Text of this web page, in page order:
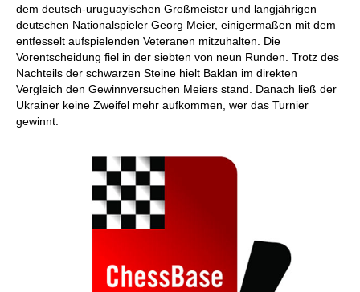
dem deutsch-uruguayischen Großmeister und langjährigen
deutschen Nationalspieler Georg Meier, einigermaßen mit dem
entfesselt aufspielenden Veteranen mitzuhalten. Die
Vorentscheidung fiel in der siebten von neun Runden. Trotz des
Nachteils der schwarzen Steine hielt Baklan im direkten
Vergleich den Gewinnversuchen Meiers stand. Danach ließ der
Ukrainer keine Zweifel mehr aufkommen, wer das Turnier
gewinnt.